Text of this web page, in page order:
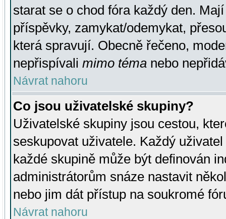
starat se o chod fóra každý den.
příspěvky, zamykat/odemykat,
která spravují. Obecně řečeno,
nepřispívali mimo téma nebo
Návrat nahoru
Co jsou uživatelské skupiny?
Uživatelské skupiny jsou cestou,
seskupovat uživatele. Každý
každé skupině může být definován
administrátorům snáze nastavit
nebo jim dát přístup na soukromé
Návrat nahoru